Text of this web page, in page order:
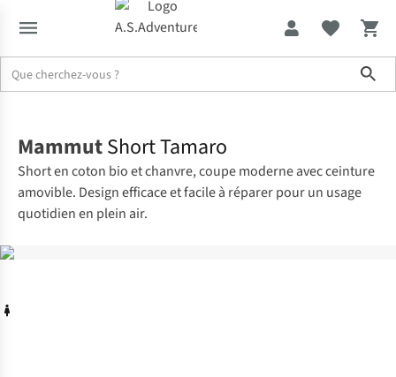
MammutShort Tamaro
Short en coton bio et chanvre, coupe moderne avec ceinture
amovible. Design efficace et facile à réparer pour un usage
quotidien en plein air.